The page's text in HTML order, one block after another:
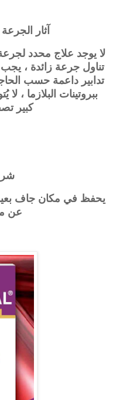
آثار
لا يوجد علاج محدد
تناول جرعة زائدة ،
تدابير داعمة حسب
ببروتينات البلازما ،
كبير
يحفظ في مكان جاف
عن